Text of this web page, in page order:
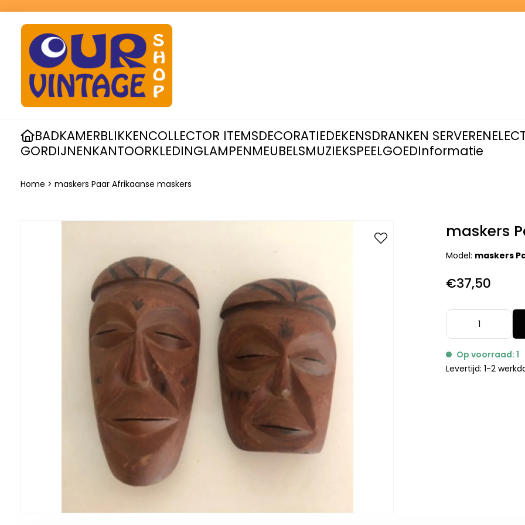
BADKAMERBLIKKENCOLLECTOR ITEMSDECORATIEDEKENSDRANKEN SERVEREN
GORDIJNENKANTOORKLEDINGLAMPENMEUBELSMUZIEKSPEELGOEDInformatie
Home > maskers Paar Afrikaanse maskers
maskers
Model: maskers
€37,50
Op voorraad: 1
Levertijd: 1-2